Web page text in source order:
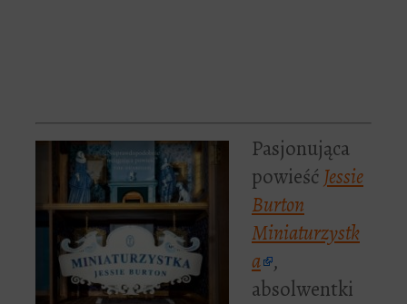
Pasjonująca
powieśćJessie
Burton
Miniaturzystk
a ,
absolwentki